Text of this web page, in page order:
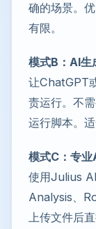
确的场景。
有限。
模式B：AI生
让ChatGPT
责运行。不
运行脚本。
模式C：专
使用Julius
Analysis、
上传文件后